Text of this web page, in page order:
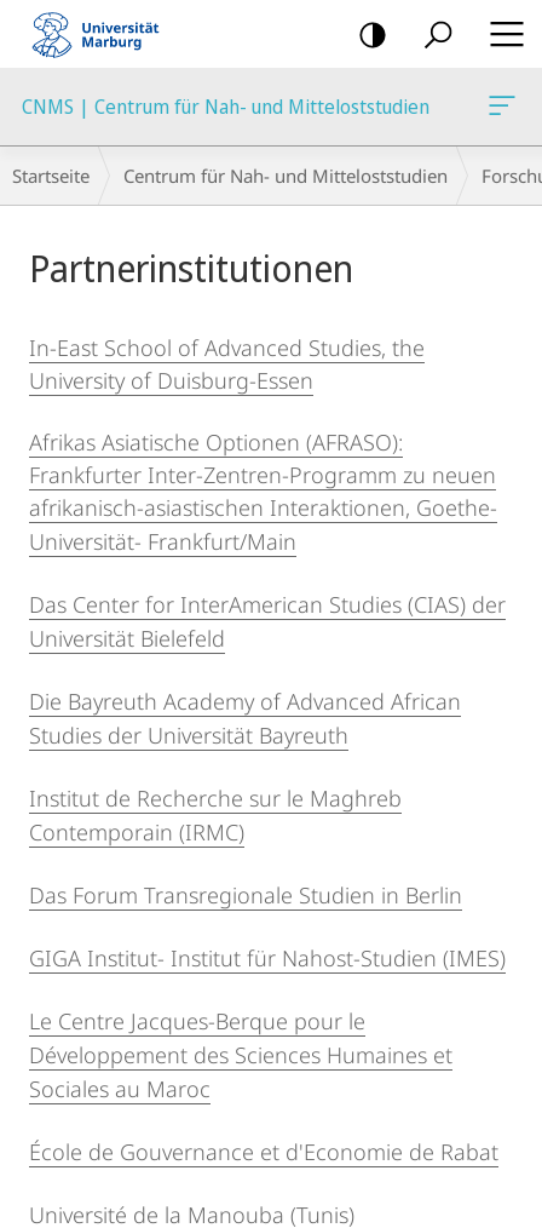
Mobile-
Navigation
CNMS | Centrum für Nah- und Mitteloststudien
Breadcrumb-
Navigation
Startseite Centrum für Nah- und Mitteloststudien
Partnerinstitutionen
In-East School of Advanced Studies, the
University of Duisburg-Essen
Afrikas Asiatische Optionen (AFRASO):
Frankfurter Inter-Zentren-Programm zu neuen
afrikanisch-asiastischen Interaktionen, Goethe-
Universität- Frankfurt/Main
Das Center for InterAmerican Studies (CIAS) der
Universität Bielefeld
Die Bayreuth Academy of Advanced African
Studies der Universität Bayreuth
Institut de Recherche sur le Maghreb
Contemporain (IRMC)
Das Forum Transregionale Studien in Berlin
GIGA Institut- Institut für Nahost-Studien (IMES)
Le Centre Jacques-Berque pour le
Développement des Sciences Humaines et
Sociales au Maroc
École de Gouvernance et d'Economie de Rabat
Université de la Manouba (Tunis)